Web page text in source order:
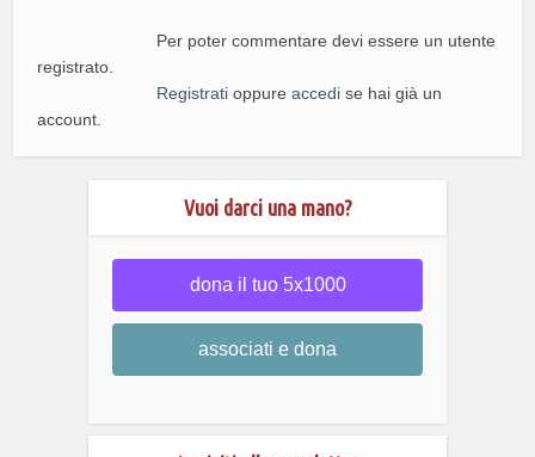
Per poter commentare devi essere un utente
registrato.
Registrati oppureaccedi se hai già un
account.
Vuoi darci una mano?
dona il tuo 5x1000
associati e dona